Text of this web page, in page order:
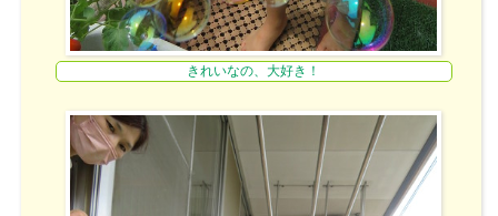
きれいなの、大好き！